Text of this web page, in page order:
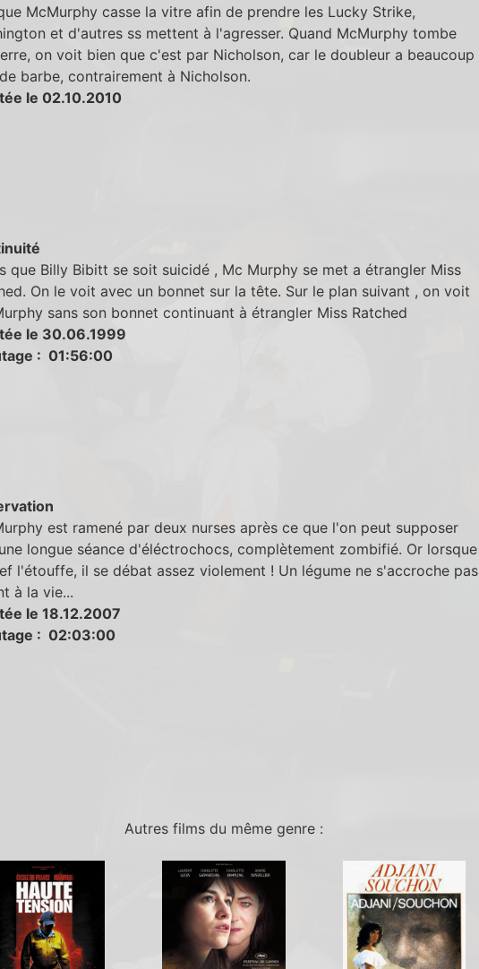
McMurphy casse la vitre afin de prendre les Lucky Strike,
et d'autres ss mettent à l'agresser. Quand McMurphy tombe
on voit bien que c'est par Nicholson, car le doubleur a beaucoup
barbe, contrairement à Nicholson.
le 02.10.2010
que Billy Bibitt se soit suicidé , Mc Murphy se met a étrangler Miss
On le voit avec un bonnet sur la tête. Sur le plan suivant , on voit
sans son bonnet continuant à étrangler Miss Ratched
le 30.06.1999
: 01:56:00
est ramené par deux nurses après ce que l'on peut supposer
longue séance d'éléctrochocs, complètement zombifié. Or lorsque
l'étouffe, il se débat assez violement ! Un légume ne s'accroche pas
à la vie...
le 18.12.2007
: 02:03:00
Autres films du même genre :